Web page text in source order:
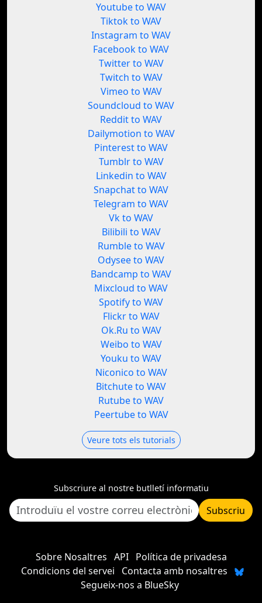
Youtube to WAV
Tiktok to WAV
Instagram to WAV
Facebook to WAV
Twitter to WAV
Twitch to WAV
Vimeo to WAV
Soundcloud to WAV
Reddit to WAV
Dailymotion to WAV
Pinterest to WAV
Tumblr to WAV
Linkedin to WAV
Snapchat to WAV
Telegram to WAV
Vk to WAV
Bilibili to WAV
Rumble to WAV
Odysee to WAV
Bandcamp to WAV
Mixcloud to WAV
Spotify to WAV
Flickr to WAV
Ok.Ru to WAV
Weibo to WAV
Youku to WAV
Niconico to WAV
Bitchute to WAV
Rutube to WAV
Peertube to WAV
Veure tots els tutorials
Subscriure al nostre butlletí informatiu
Subscriu
Sobre Nosaltres API
Política de privadesa
Condicions del servei
Contacta amb nosaltres
Segueix-nos a BlueSky